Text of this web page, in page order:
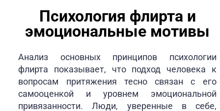
Психология флирта и
эмоциональные мотивы
Анализ основных принципов психологии
флирта показывает, что подход человека к
вопросам притяжения тесно связан с его
самооценкой и уровнем эмоциональной
привязанности. Люди, уверенные в себе,